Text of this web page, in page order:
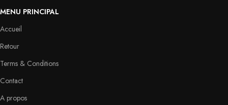
MENU PRINCIPAL
Accueil
Retour
Terms & Conditions
Contact
A propos